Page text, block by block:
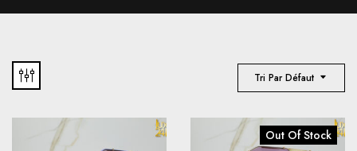
Tri Par Défaut
Out Of Stock